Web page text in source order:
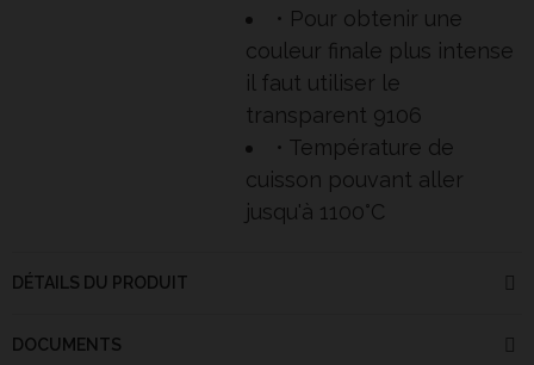
• Pour obtenir une
couleur finale plus intense
il faut utiliser le
transparent 9106
• Température de
cuisson pouvant aller
jusqu'à 1100°C
DÉTAILS DU PRODUIT
DOCUMENTS